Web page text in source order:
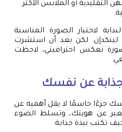
التقليدية أو الملابس الأكثر
لاختيار الصورة المناسبة
لينكدإن. لكن بعد أن استشرت
تعكس احترافيتي، لاحظت
عن نفسك
جزءًا حاسمًا لا يقل أهمية عن
عن هويتك، وتسلط الضوء
تكتب نبذة جذابة: